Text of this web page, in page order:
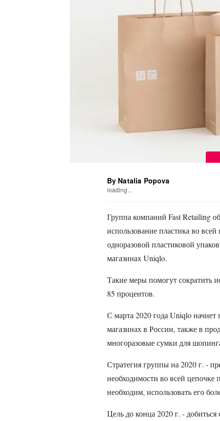
By Natalia Popova
loading...
Группа компаний Fast Retailing
использование пластика во
одноразовой пластиковой
магазинах Uniqlo.
Такие меры помогут сократить
85 процентов.
С марта 2020 года Uniqlo
магазинах в России, также в
многоразовые сумки для
Стратегия группы на 2020 г. -
необходимости во всей цепочке
необходим, использовать его
Цель до конца 2020 г. -